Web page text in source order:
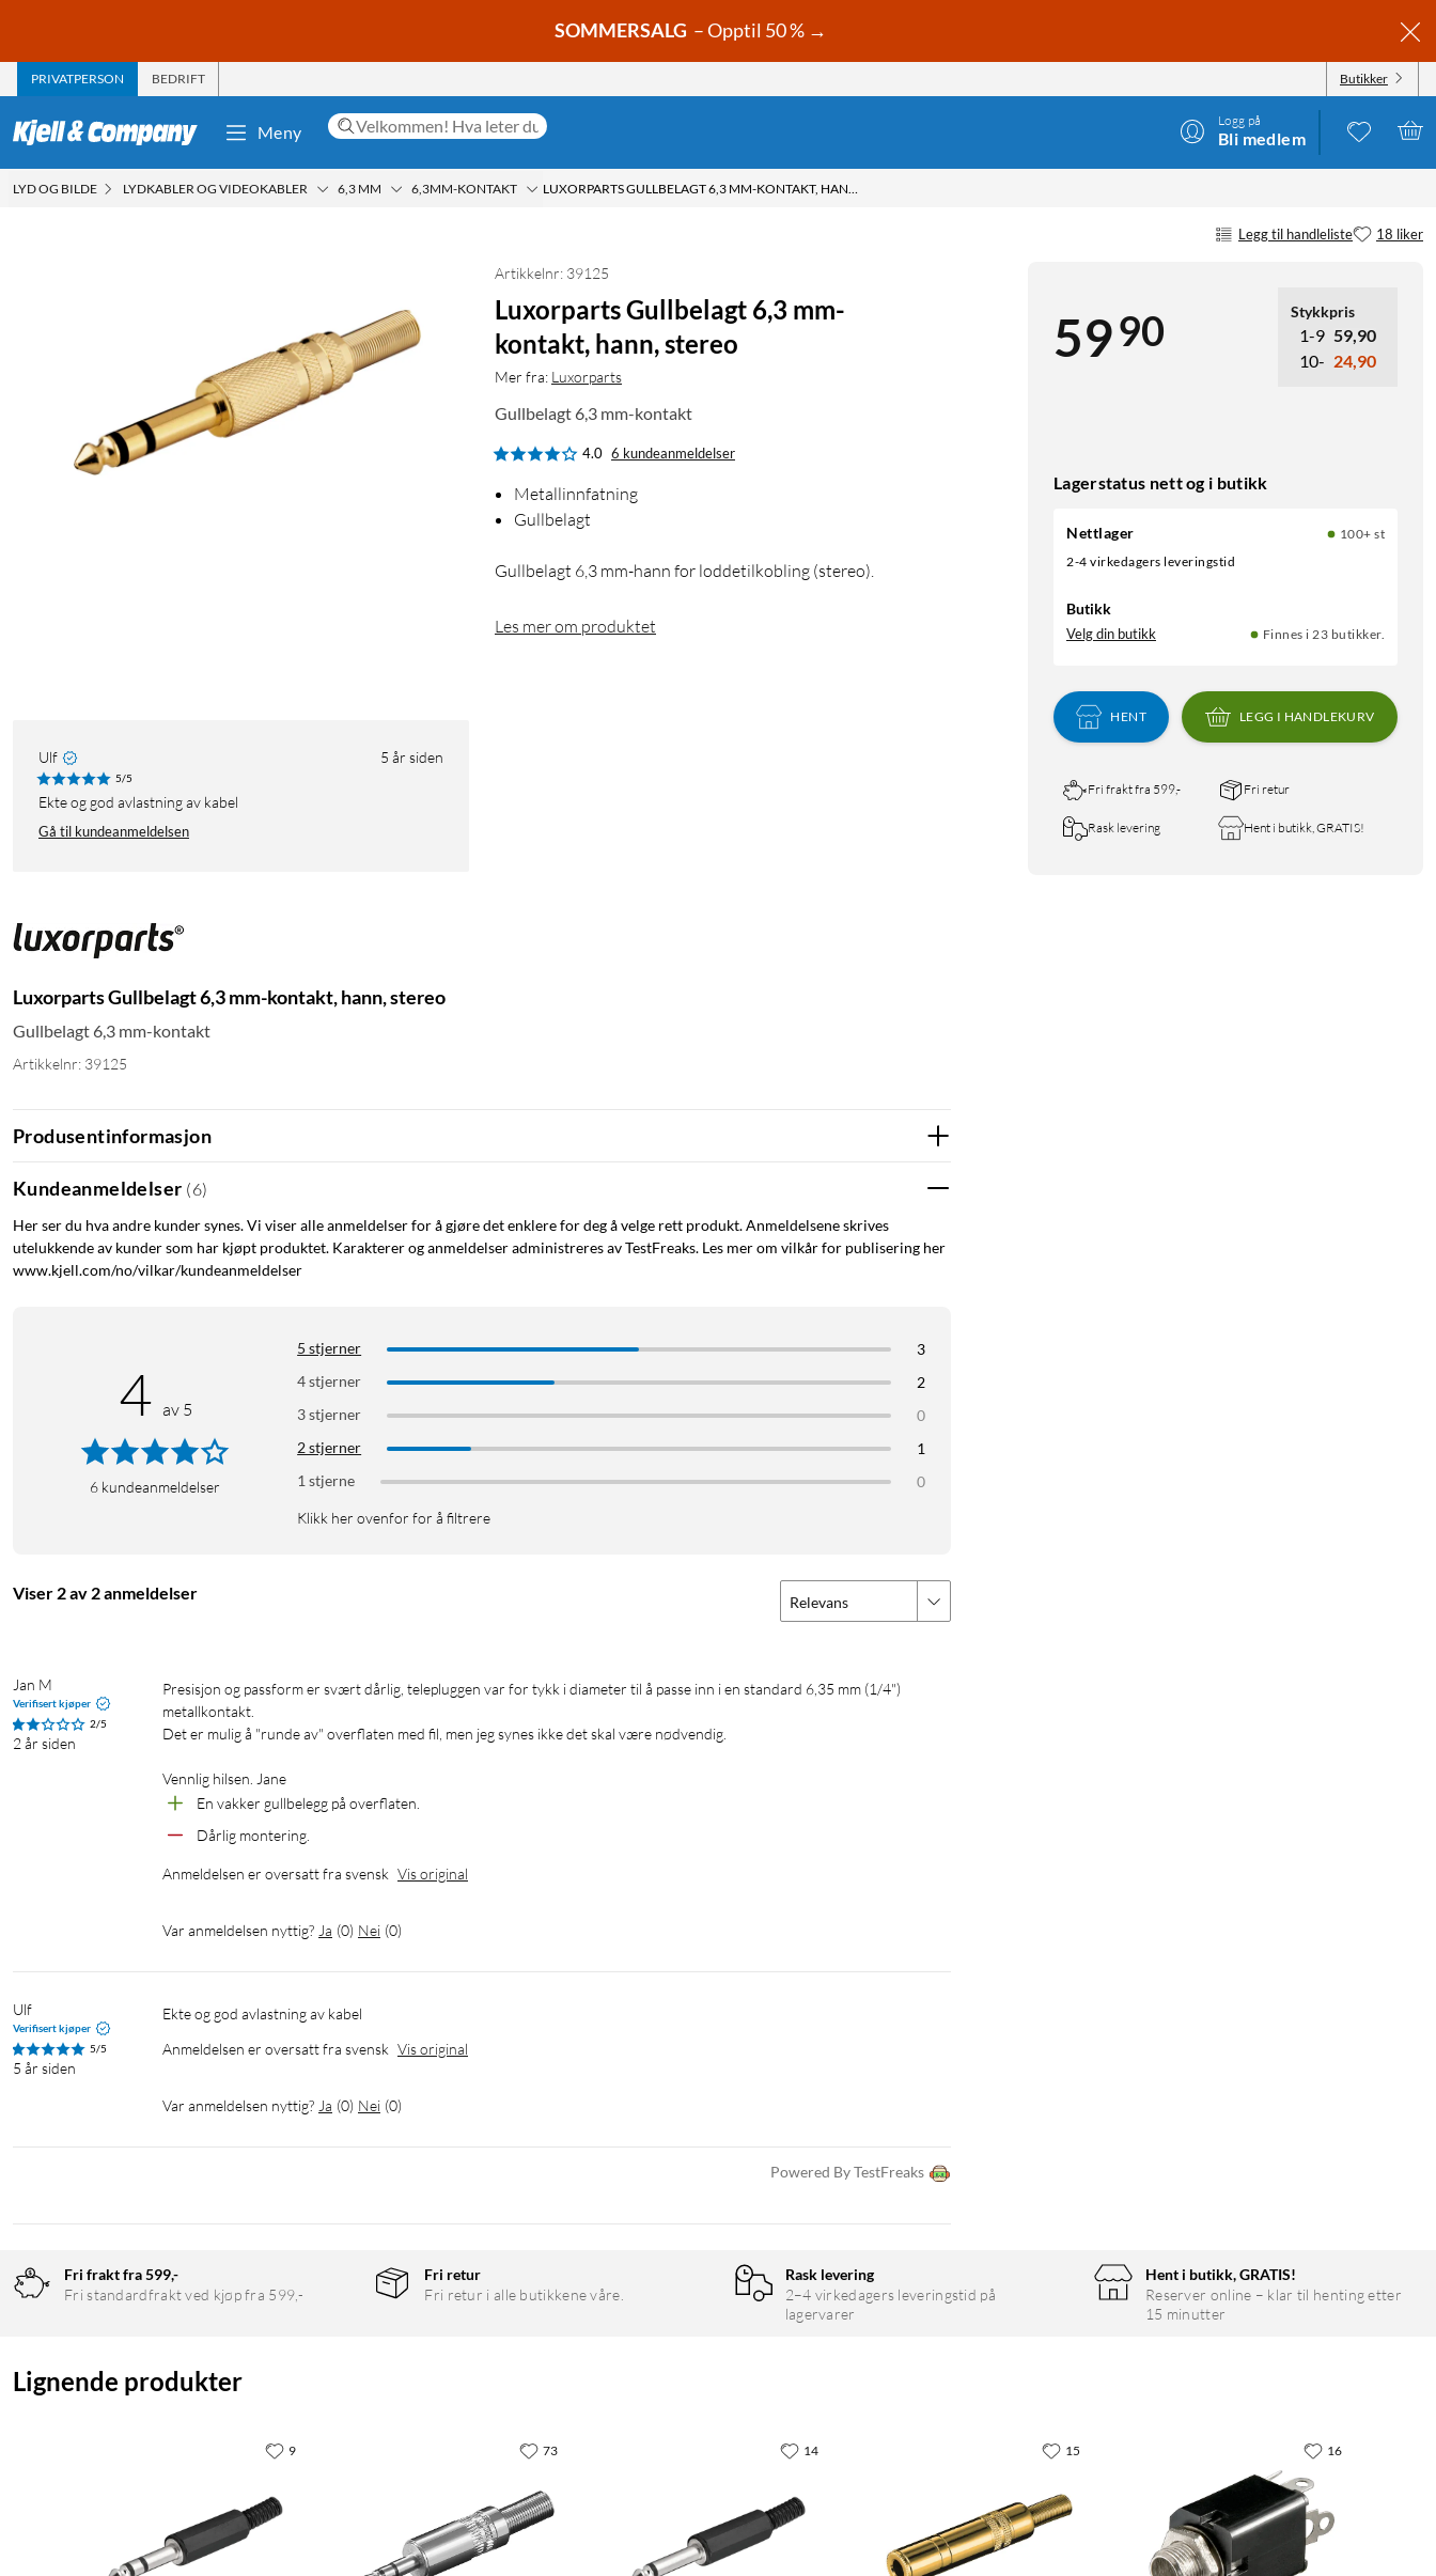
SOMMERSALG – Opptil 50 % →
PRIVATPERSON BEDRIFT Butikker
Meny
Logg på
Bli medlem
LYD OG BILDE LYDKABLER OG VIDEOKABLER 6,3 MM 6,3MM-KONTAKT LUXORPARTS GULLBELAGT 6,3 MM-KONTAKT, HANN, STEREO
Legg til handleliste 18 liker
5990 Stykkpris
1-9 59,90
10- 24,90
Lagerstatus nett og i butikk
Nettlager
100+ st
2-4 virkedagers leveringstid
Butikk
Velg din butikk Finnes i 23 butikker.
HENT LEGG I HANDLEKURV
Fri frakt fra 599,- Fri retur
Rask levering Hent i butikk, GRATIS!
Artikkelnr: 39125
Luxorparts Gullbelagt 6,3 mm-
kontakt, hann, stereo
Mer fra: Luxorparts
Gullbelagt 6,3 mm-kontakt
4.0 6 kundeanmeldelser
Metallinnfatning
Gullbelagt
Gullbelagt 6,3 mm-hann for loddetilkobling (stereo).
Les mer om produktet
Ulf 5 år siden
5/5
Ekte og god avlastning av kabel
Gå til kundeanmeldelsen
Luxorparts Gullbelagt 6,3 mm-kontakt, hann, stereo
Gullbelagt 6,3 mm-kontakt
Artikkelnr: 39125
Produsentinformasjon
Kundeanmeldelser (6)
Her ser du hva andre kunder synes. Vi viser alle anmeldelser for å gjøre det enklere for deg å velge rett produkt. Anmeldelsene skrives
utelukkende av kunder som har kjøpt produktet. Karakterer og anmeldelser administreres av TestFreaks. Les mer om vilkår for publisering her
www.kjell.com/no/vilkar/kundeanmeldelser
4 av 5
6 kundeanmeldelser
5 stjerner
3
4 stjerner
2
3 stjerner
0
2 stjerner
1
1 stjerne
0
Klikk her ovenfor for å filtrere
Viser 2 av 2 anmeldelser Relevans
Jan M
Verifisert kjøper
2/5
2 år siden
Presisjon og passform er svært dårlig, telepluggen var for tykk i diameter til å passe inn i en standard 6,35 mm (1/4")
metallkontakt.
Det er mulig å "runde av" overflaten med fil, men jeg synes ikke det skal være nødvendig.
Vennlig hilsen. Jane
En vakker gullbelegg på overflaten.
Dårlig montering.
Anmeldelsen er oversatt fra svensk Vis original
Var anmeldelsen nyttig? Ja (0) Nei (0)
Ulf
Verifisert kjøper
5/5
5 år siden
Ekte og god avlastning av kabel
Anmeldelsen er oversatt fra svensk Vis original
Var anmeldelsen nyttig? Ja (0) Nei (0)
Powered By TestFreaks
Fri frakt fra 599,-
Fri standardfrakt ved kjøp fra 599,-
Fri retur
Fri retur i alle butikkene våre.
Rask levering
2–4 virkedagers leveringstid på
lagervarer
Hent i butikk, GRATIS!
Reserver online – klar til henting etter
15 minutter
Lignende produkter
9 73 14 15 16